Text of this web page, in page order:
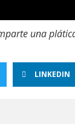
una
LINKEDIN